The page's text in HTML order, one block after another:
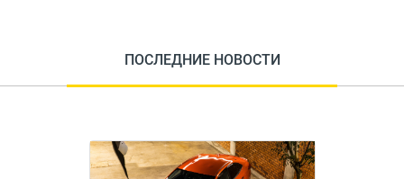
ПОСЛЕДНИЕ НОВОСТИ